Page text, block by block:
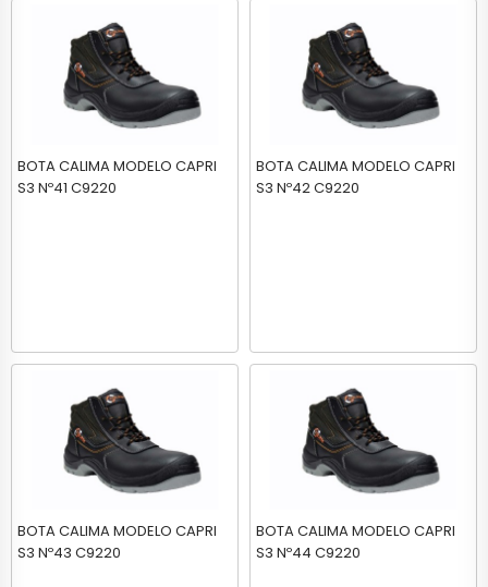
BOTA CALIMA MODELO CAPRI
S3 Nº41 C9220
BOTA CALIMA MODELO CAPRI
S3 Nº42 C9220
BOTA CALIMA MODELO CAPRI
S3 Nº43 C9220
BOTA CALIMA MODELO CAPRI
S3 Nº44 C9220